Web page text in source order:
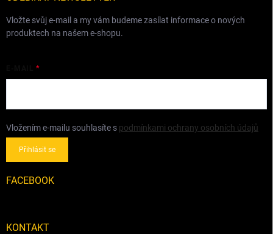
Vložte svůj e-mail a my vám budeme zasílat informace o nových
produktech na našem e-shopu.
Vložením e-mailu souhlasíte s podmínkami ochrany osobních údajů
Přihlásit se
FACEBOOK
KONTAKT